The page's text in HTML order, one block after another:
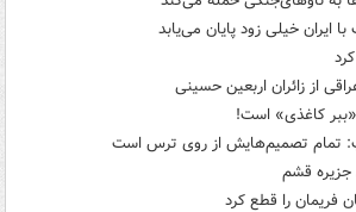
ایران خیلی زود پایان می‌یابد
از زائران اربعین حسینی
«ببر کاغذی» است!
تمام تصمیم‌هایش از روی ترس است
جزیره قشم
فریمان را قطع کرد